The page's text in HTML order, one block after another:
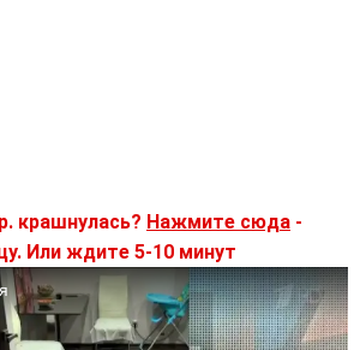
крашнулась? Нажмите сюда -
Или ждите 5-10 минут